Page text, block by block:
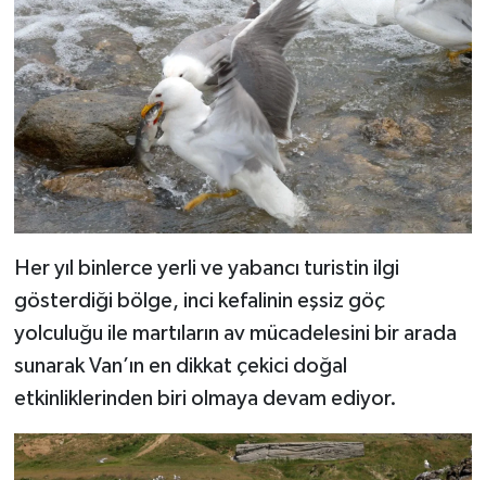
Her yıl binlerce yerli ve yabancı turistin ilgi
gösterdiği bölge, inci kefalinin eşsiz göç
yolculuğu ile martıların av mücadelesini bir arada
sunarak Van’ın en dikkat çekici doğal
etkinliklerinden biri olmaya devam ediyor.